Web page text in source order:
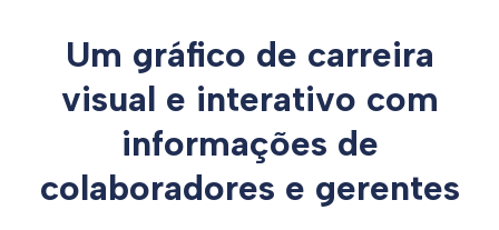
Um gráfico de carreira
visual e interativo com
informações de
colaboradores e gerentes